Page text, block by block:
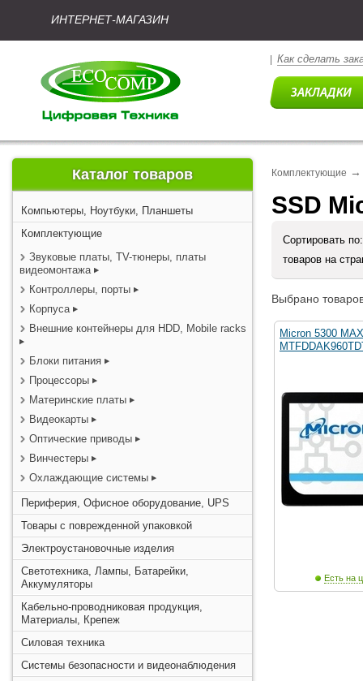
ИНТЕРНЕТ-МАГАЗИН
Как сделать
Каталог товаров
Компьютеры, Ноутбуки, Планшеты
Комплектующие
Звуковые платы, TV-тюнеры, платы
видеомонтажа
Контроллеры, порты
Корпуса
Внешние контейнеры для HDD, Mobile racks
Блоки питания
Процессоры
Материнские платы
Видеокарты
Оптические приводы
Винчестеры
Охлаждающие системы
Периферия, Офисное оборудование, UPS
Товары с поврежденной упаковкой
Электроустановочные изделия
Светотехника, Лампы, Батарейки,
Аккумуляторы
Кабельно-проводниковая продукция,
Материалы, Крепеж
Силовая техника
Системы безопасности и видеонаблюдения
Комплектующие →
SSD
Сортировать
товаров на
Выбрано
Micron 5300
Есть на